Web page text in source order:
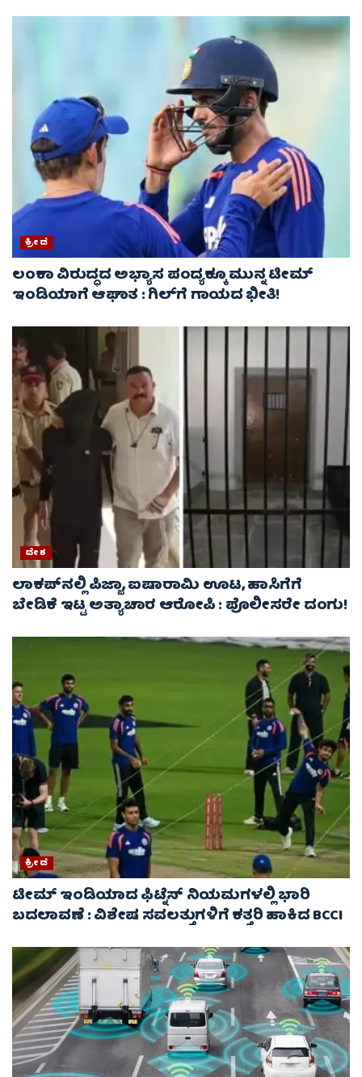
ಕ್ರೀಡೆ
ಲಂಕಾ ವಿರುದ್ಧದ ಅಭ್ಯಾಸ ಪಂದ್ಯಕ್ಕೂ ಮುನ್ನ ಟೀಮ್
ಇಂಡಿಯಾಗೆ ಆಘಾತ : ಗಿಲ್‌ಗೆ ಗಾಯದ ಭೀತಿ!
ದೇಶ
ಲಾಕಪ್‌ನಲ್ಲಿ ಪಿಜ್ಜಾ, ಐಷಾರಾಮಿ ಊಟ, ಹಾಸಿಗೆಗೆ
ಬೇಡಿಕೆ ಇಟ್ಟ ಅತ್ಯಾಚಾರ ಆರೋಪಿ : ಪೊಲೀಸರೇ ದಂಗು!
ಕ್ರೀಡೆ
ಟೀಮ್ ಇಂಡಿಯಾದ ಫಿಟ್ನೆಸ್ ನಿಯಮಗಳಲ್ಲಿ ಭಾರಿ
ಬದಲಾವಣೆ : ವಿಶೇಷ ಸವಲತ್ತುಗಳಿಗೆ ಕತ್ತರಿ ಹಾಕಿದ BCCI